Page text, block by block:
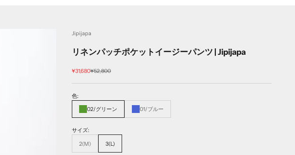
Jipijapa
リネンパッチポケットイージーパンツ | Jipijapa
セール価格
¥31,680通常価格
¥52,800
色:
02/グリーン
01/ブルー
サイズ:
2(M)
3(L)